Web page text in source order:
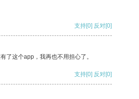
支持[0] 反对[0]
了这个app，我再也不用担心了。
支持[0] 反对[0]